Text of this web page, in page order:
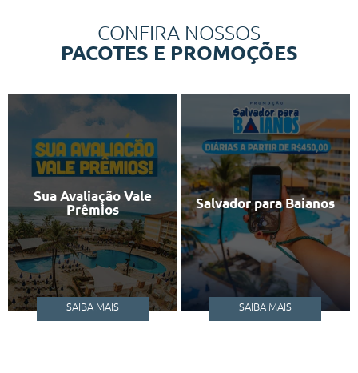
CONFIRA NOSSOS
PACOTES E PROMOÇÕES
Sua Avaliação Vale
Prêmios
SAIBA MAIS
Salvador para Baianos
SAIBA MAIS